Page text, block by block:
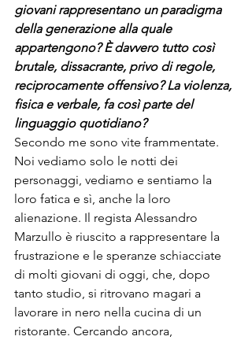
giovani rappresentano un paradigma
della generazione alla quale
appartengono? È davvero tutto così
brutale, dissacrante, privo di regole,
reciprocamente offensivo? La violenza,
fisica e verbale, fa così parte del
linguaggio quotidiano?
Secondo me sono vite frammentate.
Noi vediamo solo le notti dei
personaggi, vediamo e sentiamo la
loro fatica e sì, anche la loro
alienazione. Il regista Alessandro
Marzullo è riuscito a rappresentare la
frustrazione e le speranze schiacciate
di molti giovani di oggi, che, dopo
tanto studio, si ritrovano magari a
lavorare in nero nella cucina di un
ristorante. Cercando ancora,